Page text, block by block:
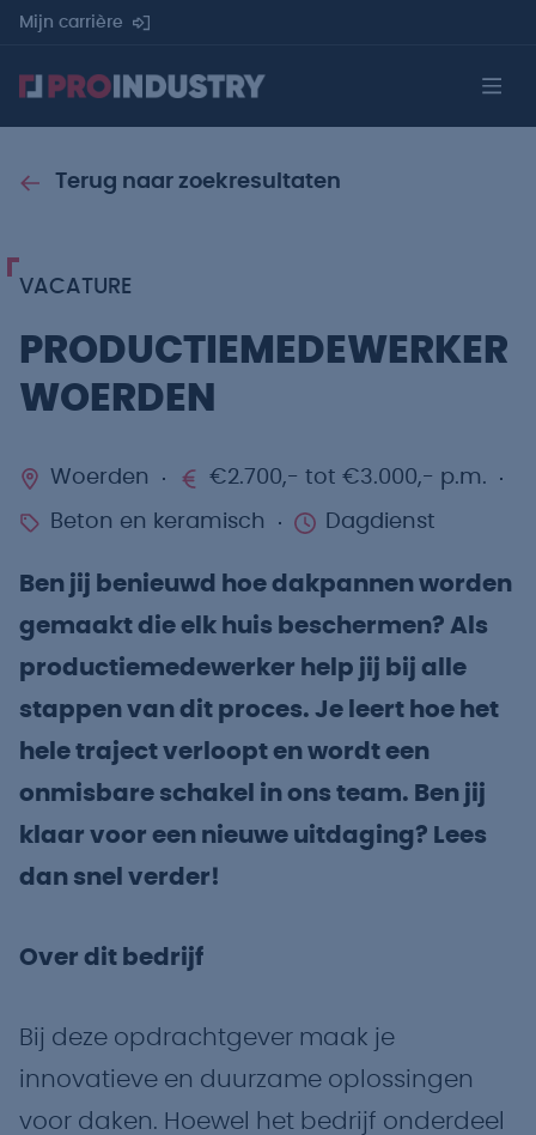
Mijn carrière
Terug naar zoekresultaten
VACATURE
PRODUCTIEMEDEWERKER
WOERDEN
Woerden €2.700,- tot €3.000,- p.m.
Beton en keramisch Dagdienst
Ben jij benieuwd hoe dakpannen worden
gemaakt die elk huis beschermen? Als
productiemedewerker help jij bij alle
stappen van dit proces. Je leert hoe het
hele traject verloopt en wordt een
onmisbare schakel in ons team. Ben jij
klaar voor een nieuwe uitdaging? Lees
dan snel verder!
Over dit bedrijf
Bij deze opdrachtgever maak je
innovatieve en duurzame oplossingen
voor daken. Hoewel het bedrijf onderdeel